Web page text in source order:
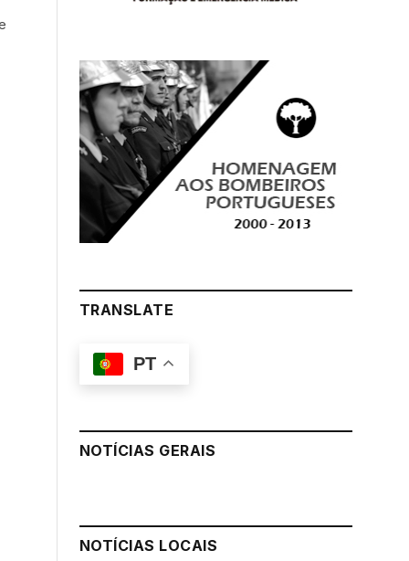
TRANSLATE
PT
NOTÍCIAS GERAIS
NOTÍCIAS LOCAIS